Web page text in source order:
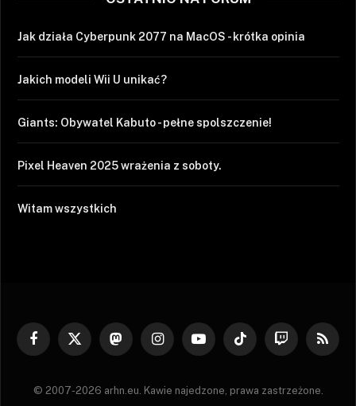
Jak działa Cyberpunk 2077 na MacOS - krótka opinia
Jakich modeli Wii U unikać?
Giants: Obywatel Kabuto - pełne spolszczenie!
Pixel Heaven 2025 wrażenia z soboty.
Witam wszystkich
Facebook
X
MastodonInstagramYouTubeTikTok Twitch RSS
© 2007-2026 arhn.eu. Kawie najedzone, prawa zastrzeżone.